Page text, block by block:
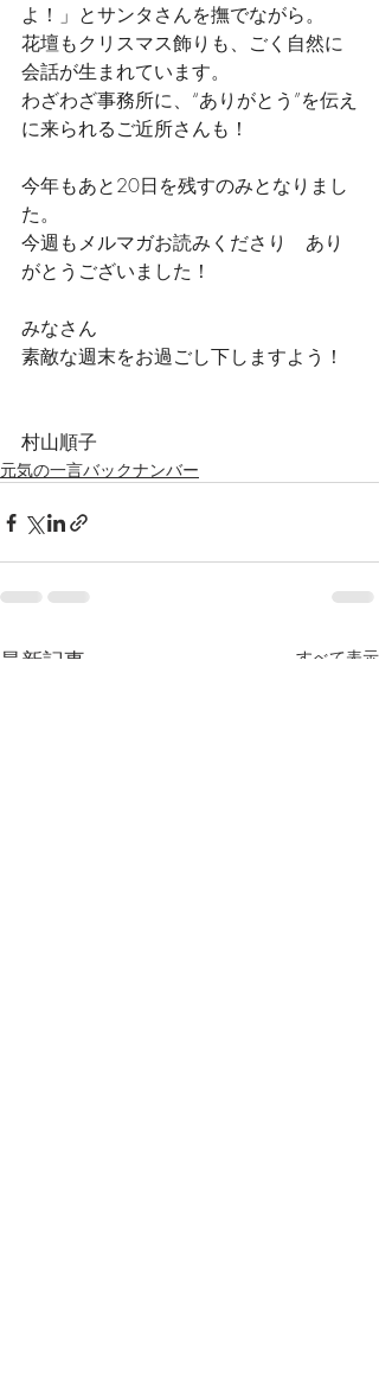
よ！」とサンタさんを撫でながら。
花壇もクリスマス飾りも、ごく自然に
会話が生まれています。
わざわざ事務所に、“ありがとう”を伝え
に来られるご近所さんも！
今年もあと20日を残すのみとなりまし
た。
今週もメルマガお読みくださり　あり
がとうございました！
みなさん
素敵な週末をお過ごし下しますよう！
村山順子
元気の一言バックナンバー
最新記事 すべて表示